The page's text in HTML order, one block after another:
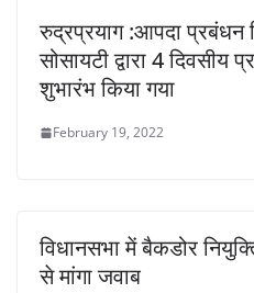
रुद्रप्रयाग :आपदा प्रबंधन
सोसायटी द्वारा 4 दिवसीय
शुभारंभ किया गया
February 19, 2022
विधानसभा में बैकडोर
से मांगा जवाब